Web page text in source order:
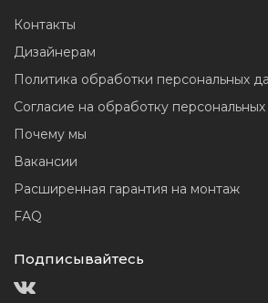
Контакты
Дизайнерам
Политика обработки персональных
Согласие на обработку
Почему мы
Вакансии
Расширенная гарантия на монтаж
FAQ
Подписывайтесь